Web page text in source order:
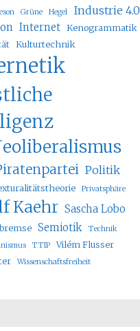
Grüne Hegel Industrie 4.0
Internet Kenogrammatik
Kulturtechnik
Politik
Privatsphäre
Kaehr Sascha Lobo
Semiotik
Technik
TTIP
Vilém Flusser
Wissenschaftsfreiheit